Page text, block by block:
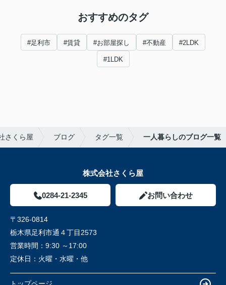
おすすめのタグ
#足利市 #賃貸 #お部屋探し #不動産 #2LDK
#1LDK
さくら屋 ブログ タグ一覧 一人暮らしのブログ一覧
株式会社さくら屋
0284-21-2345 お問い合わせ
〒326-0814
栃木県足利市通４丁目2573
営業時間： 9:30 ～17:00
定休日： 火曜・水曜・他